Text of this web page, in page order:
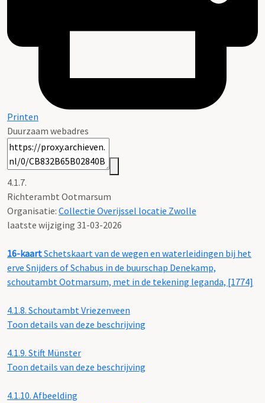
Printen
Duurzaam webadres
4.1.7.
Richterambt Ootmarsum
Organisatie: Collectie Overijssel locatie Zwolle
laatste wijziging 31-03-2026
16-kaartSchetskaart van de wegen en waterleidingen bij het
erve Snijders of Schabus in de buurschap Denekamp,
schoutambt Ootmarsum, met in de tekening leganda, [1774]
4.1.8. Schoutambt Vriezenveen
Toon details van deze beschrijving
4.1.9. Stift Münster
Toon details van deze beschrijving
4.1.10. Afbeelding